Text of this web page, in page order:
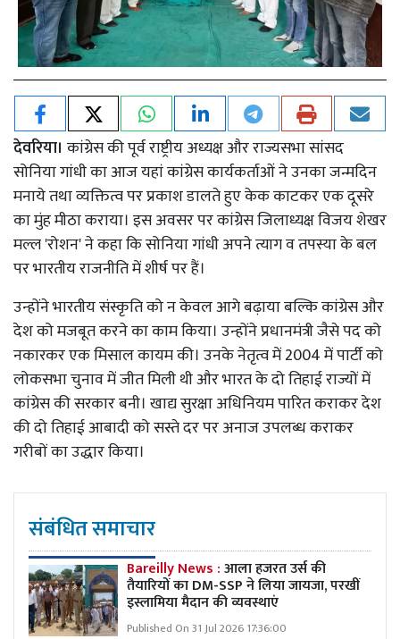
देवरिया। कांग्रेस की पूर्व राष्ट्रीय अध्यक्ष और राज्यसभा सांसद
सोनिया गांधी का आज यहां कांग्रेस कार्यकर्ताओं ने उनका जन्मदिन
मनाये तथा व्यक्तित्व पर प्रकाश डालते हुए केक काटकर एक दूसरे
का मुंह मीठा कराया। इस अवसर पर कांग्रेस जिलाध्यक्ष विजय शेखर
मल्ल 'रोशन' ने कहा कि सोनिया गांधी अपने त्याग व तपस्या के बल
पर भारतीय राजनीति में शीर्ष पर हैं।
उन्होंने भारतीय संस्कृति को न केवल आगे बढ़ाया बल्कि कांग्रेस और
देश को मजबूत करने का काम किया। उन्होंने प्रधानमंत्री जैसे पद को
नकारकर एक मिसाल कायम की। उनके नेतृत्व में 2004 में पार्टी को
लोकसभा चुनाव में जीत मिली थी और भारत के दो तिहाई राज्यों में
कांग्रेस की सरकार बनी। खाद्य सुरक्षा अधिनियम पारित कराकर देश
की दो तिहाई आबादी को सस्ते दर पर अनाज उपलब्ध कराकर
गरीबों का उद्धार किया।
संबंधित समाचार
Bareilly News :आला हजरत उर्स की
तैयारियों का DM-SSP ने लिया जायजा, परखीं
इस्लामिया मैदान की व्यवस्थाएं
Published On 31 Jul 2026 17:36:00